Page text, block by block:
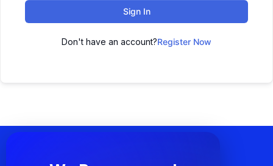
Sign In
Don't have an account?Register Now